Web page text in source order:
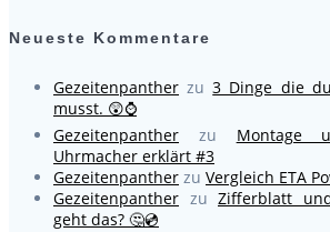
Neueste Kommentare
Gezeitenpanther zu3 Dinge die
musst. 😲⌚
Gezeitenpanther zu Montage
Uhrmacher erklärt #3
Gezeitenpanther zu Vergleich ETA
Gezeitenpanther zu Zifferblatt
geht das? 🤔💿